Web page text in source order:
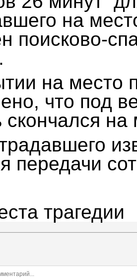
на
поисково-
на место
что под
скончался на
передачи
трагедии